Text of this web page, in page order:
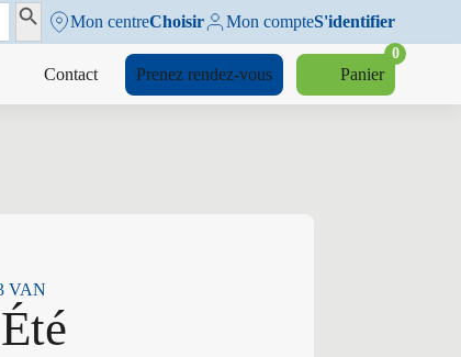
Search ButtonMon centreChoisir Mon compteS'identifier
Contact Prenez rendez-vous Panier
0
VAN